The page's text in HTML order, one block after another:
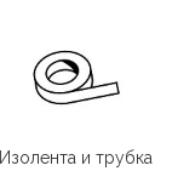
Изолента и трубка